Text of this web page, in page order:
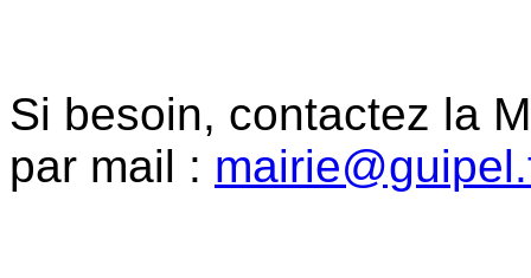
Si besoin, contactez la
par mail :